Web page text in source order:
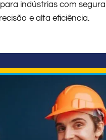
indústrias com
e alta eficiência.